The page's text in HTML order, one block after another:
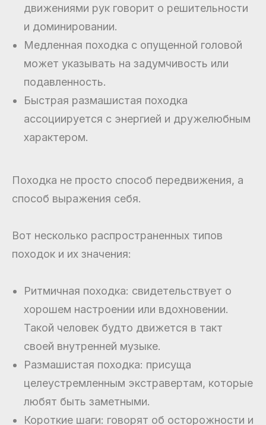
движениями рук говорит о решительности
и доминировании.
Медленная походка с опущенной головой
может указывать на задумчивость или
подавленность.
Быстрая размашистая походка
ассоциируется с энергией и дружелюбным
характером.
Походка не просто способ передвижения, а
способ выражения себя.
Вот несколько распространенных типов
походок и их значения:
Ритмичная походка: свидетельствует о
хорошем настроении или вдохновении.
Такой человек будто движется в такт
своей внутренней музыке.
Размашистая походка: присуща
целеустремленным экстравертам, которые
любят быть заметными.
Короткие шаги: говорят об осторожности и